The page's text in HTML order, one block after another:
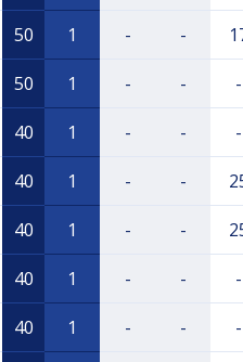
50 1 - -
50 1 - - -
40 1 - - -
40 1 - -
40 1 - -
40 1 - - -
40 1 - - -